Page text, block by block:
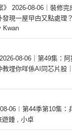
》 2026-08-06｜裝修
現一屋曱甴又點處理
Kwan
08-06｜第49集：
埋你咩係AI同芯片股
08-06︱第44季第10集
遊鍾 , 小卓